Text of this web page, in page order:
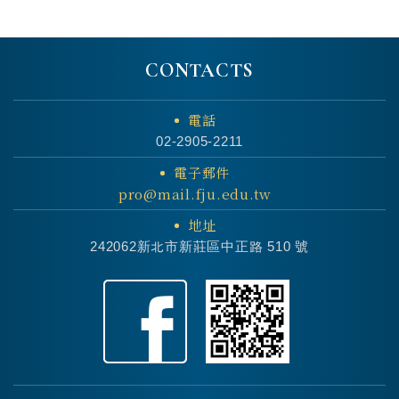
CONTACTS
電話
02-2905-2211
電子郵件
pro@mail.fju.edu.tw
地址
242062新北市新莊區中正路 510 號